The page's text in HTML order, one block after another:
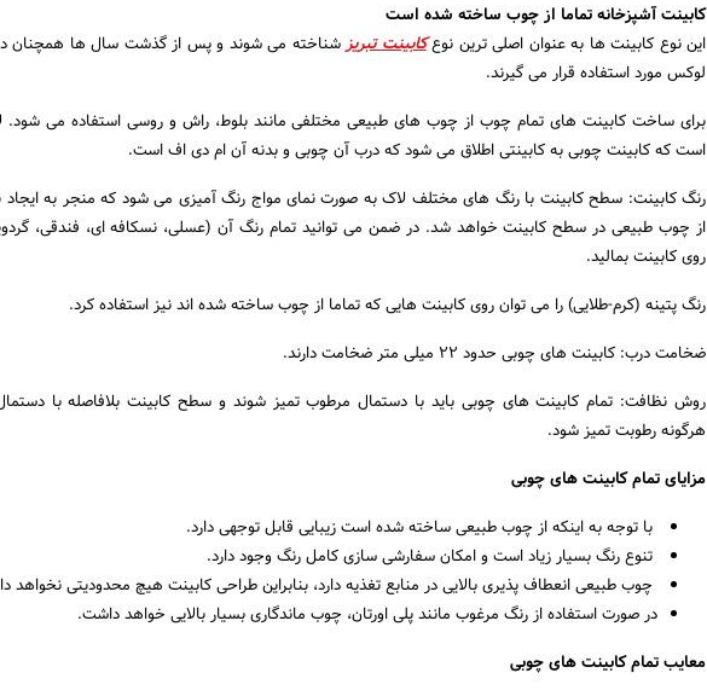
کابینت آشپزخانه تماما از چوب ساخته شده است
این نوع کابینت ها به عنوان اصلی ترین نوعکابینت تبریزشناخته می شوند و پس از گذشت سال ها همچنان
لوکس مورد استفاده قرار می گیرند.
برای ساخت کابینت های تمام چوب از چوب های طبیعی مختلفی مانند بلوط، راش و روسی استفاده می شود.
است که کابینت چوبی به کابینتی اطلاق می شود که درب آن چوبی و بدنه آن ام دی اف است.
رنگ کابینت: سطح کابینت با رنگ های مختلف لاک به صورت نمای مواج رنگ آمیزی می شود که منجر به
از چوب طبیعی در سطح کابینت خواهد شد. در ضمن می توانید تمام رنگ آن (عسلی، نسکافه ای، فندقی،
روی کابینت بمالید.
رنگ پتینه (کرم-طلایی) را می توان روی کابینت هایی که تماما از چوب ساخته شده اند نیز استفاده کرد.
ضخامت درب: کابینت های چوبی حدود 22 میلی متر ضخامت دارند.
روش نظافت: تمام کابینت های چوبی باید با دستمال مرطوب تمیز شوند و سطح کابینت بلافاصله با
هرگونه رطوبت تمیز شود.
مزایای تمام کابینت های چوبی
با توجه به اینکه از چوب طبیعی ساخته شده است زیبایی قابل توجهی دارد.
تنوع رنگ بسیار زیاد است و امکان سفارشی سازی کامل رنگ وجود دارد.
چوب طبیعی انعطاف پذیری بالایی در منابع تغذیه دارد، بنابراین طراحی کابینت هیچ محدودیتی نخواهد
در صورت استفاده از رنگ مرغوب مانند پلی اورتان، چوب ماندگاری بسیار بالایی خواهد داشت.
معایب تمام کابینت های چوبی